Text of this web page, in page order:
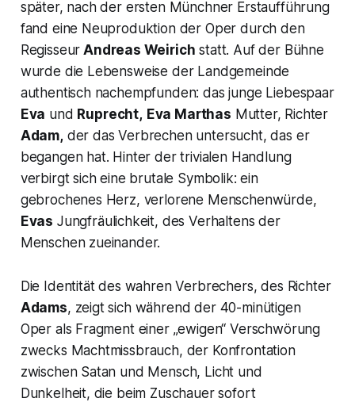
später, nach der ersten Münchner Erstaufführung
fand eine Neuproduktion der Oper durch den
Regisseur Andreas Weirich statt. Auf der Bühne
wurde die Lebensweise der Landgemeinde
authentisch nachempfunden: das junge Liebespaar
Eva und Ruprecht, Eva Marthas Mutter, Richter
Adam,der das Verbrechen untersucht, das er
begangen hat. Hinter der trivialen Handlung
verbirgt sich eine brutale Symbolik: ein
gebrochenes Herz, verlorene Menschenwürde,
Evas Jungfräulichkeit, des Verhaltens der
Menschen zueinander.
Die Identität des wahren Verbrechers, des Richter
Adams, zeigt sich während der 40-minütigen
Oper als Fragment einer „ewigen“ Verschwörung
zwecks Machtmissbrauch, der Konfrontation
zwischen Satan und Mensch, Licht und
Dunkelheit, die beim Zuschauer sofort